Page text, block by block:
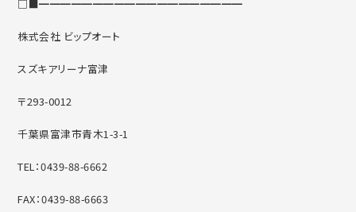
□■━━━━━━━━━━━━━━━━━━━
株式会社 ビップオート
スズキアリーナ富津
〒293-0012
千葉県富津市青木1-3-1
TEL：0439-88-6662
FAX：0439-88-6663